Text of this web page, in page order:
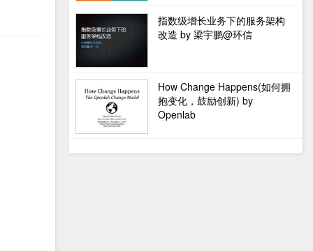
指数级增长业务下的服务架构
改造 by 梁宇鹏@环信
How Change Happens(如何拥
抱变化，鼓励创新) by
Openlab